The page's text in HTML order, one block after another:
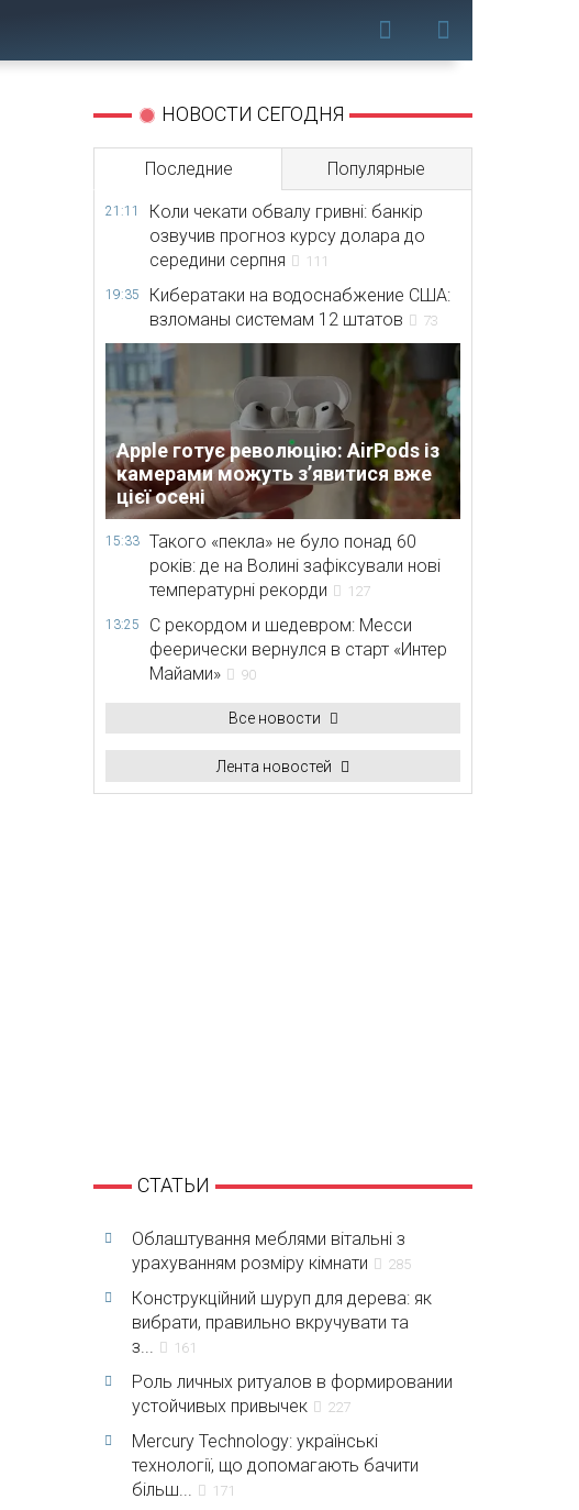
НОВОСТИ СЕГОДНЯ
Последние Популярные
21:11
Коли чекати обвалу гривні: банкір
озвучив прогноз курсу долара до
середини серпня
111
19:35
Кибератаки на водоснабжение США:
взломаны системам 12 штатов
73
Apple готує революцію: AirPods із
камерами можуть з’явитися вже
цієї осені
15:33
Такого «пекла» не було понад 60
років: де на Волині зафіксували нові
температурні рекорди
127
13:25
С рекордом и шедевром: Месси
феерически вернулся в старт «Интер
Майами»
90
Все новости
Лента новостей
СТАТЬИ
Облаштування меблями вітальні з
урахуванням розміру кімнати
285
Конструкційний шуруп для дерева: як
вибрати, правильно вкручувати та
з...
161
Роль личных ритуалов в формировании
устойчивых привычек
227
Mercury Technology: українські
технології, що допомагають бачити
більш...
171